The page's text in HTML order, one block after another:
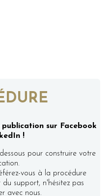
publication sur Facebook
!
pour construire votre
vous à la procédure
du support, n'hésitez pas
avec nous.